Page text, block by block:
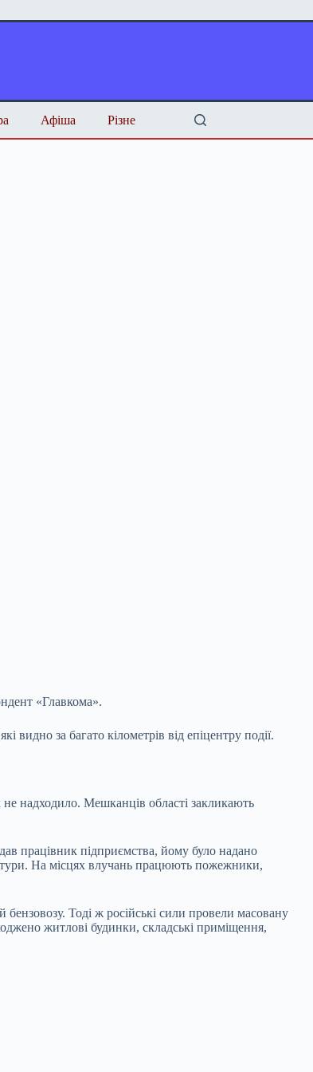
Афіша Різне
«Главкома».
за багато кілометрів від епіцентру події.
не надходило. Мешканців області закликають
працівник підприємства, йому було надано
На місцях влучань працюють пожежники,
Тоді ж російські сили провели масовану
житлові будинки, складські приміщення,